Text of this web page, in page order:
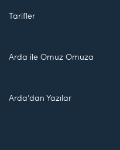
Tarifler
Arda ile Omuz Omuza
Arda'dan Yazılar